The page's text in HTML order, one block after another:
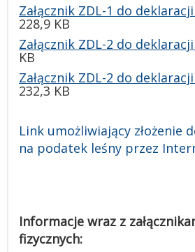
Załącznik ZDL-1 do
228,9 KB
Załącznik ZDL-2 do
KB
Załącznik ZDL-2 do
232,3 KB
Link umożliwiający złożenie
na podatek leśny przez
Informacje wraz z
fizycznych: